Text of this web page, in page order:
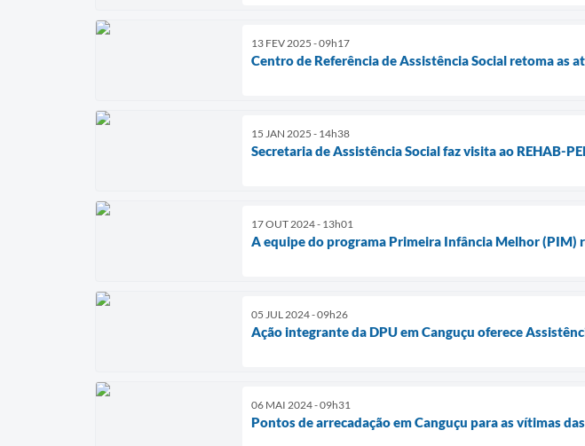
13 FEV 2025 - 09h17
Centro de Referência de Assistência Social retoma as
15 JAN 2025 - 14h38
Secretaria de Assistência Social faz visita ao REHAB-
17 OUT 2024 - 13h01
A equipe do programa Primeira Infância Melhor (PIM)
05 JUL 2024 - 09h26
Ação integrante da DPU em Canguçu oferece
06 MAI 2024 - 09h31
Pontos de arrecadação em Canguçu para as vítimas